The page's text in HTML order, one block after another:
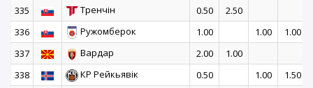
335
Тренчін 0.50
2.50
336
Ружомберок 1.00 1.00
1.00
337
Вардар 2.00
1.00
338
КР Рейкьявік 0.50 1.00
1.50